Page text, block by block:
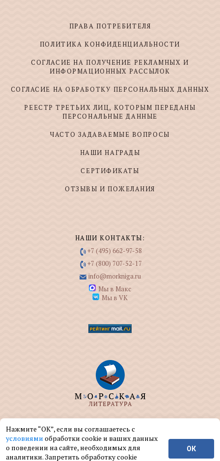
ПРАВА ПОТРЕБИТЕЛЯ
ПОЛИТИКА КОНФИДЕНЦИАЛЬНОСТИ
СОГЛАСИЕ НА ПОЛУЧЕНИЕ РЕКЛАМНЫХ И
ИНФОРМАЦИОННЫХ РАССЫЛОК
СОГЛАСИЕ НА ОБРАБОТКУ ПЕРСОНАЛЬНЫХ ДАННЫХ
РЕЕСТР ТРЕТЬИХ ЛИЦ, КОТОРЫМ ПЕРЕДАНЫ
ПЕРСОНАЛЬНЫЕ ДАННЫЕ
ЧАСТО ЗАДАВАЕМЫЕ ВОПРОСЫ
НАШИ НАГРАДЫ
СЕРТИФИКАТЫ
ОТЗЫВЫ И ПОЖЕЛАНИЯ
НАШИ КОНТАКТЫ:
+7 (495) 662-97-58
+7 (800) 707-52-17
info@morkniga.ru
Мы в Макс
Мы в VK
ООО "МОРКНИГА" занимается изданием и
реализацией книг на морскую тематику.
© ООО "МОРКНИГА", 2004 — 2026 г.
Нажмите “ОК”, если вы соглашаетесь с
условиями обработки cookie и ваших данных
о поведении на сайте, необходимых для
аналитики. Запретить обработку cookie
ОК